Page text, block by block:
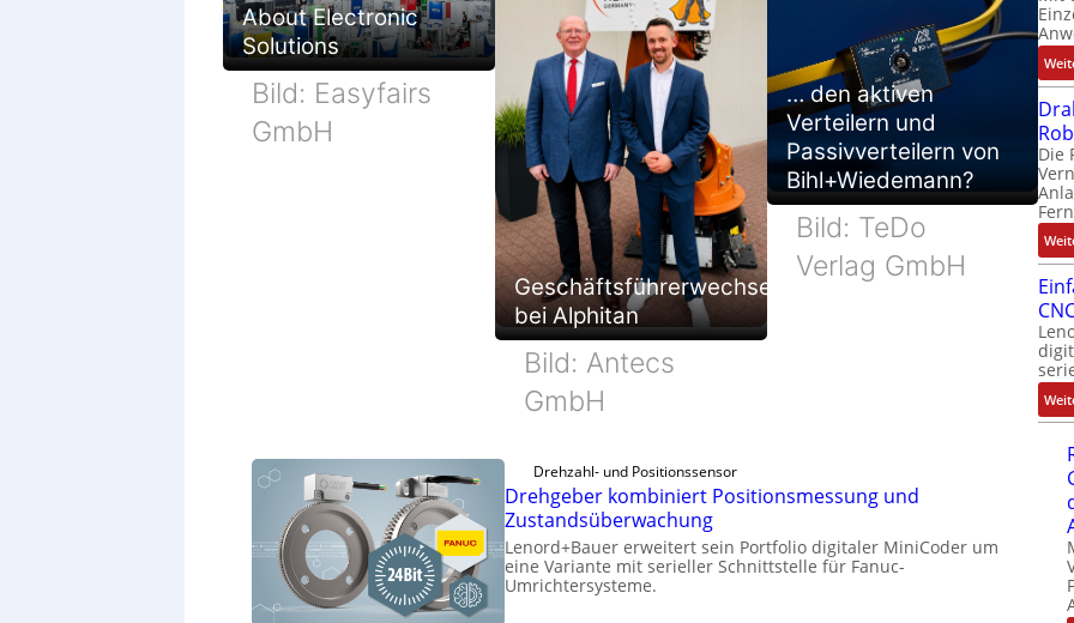
About Electronic
Solutions
Bild: Easyfairs
GmbH
Geschäftsführerwechsel
bei Alphitan
Bild: Antecs
GmbH
… den aktiven
Verteilern und
Passivverteilern von
Bihl+Wiedemann?
Bild: TeDo
Verlag GmbH
Drehzahl- und Positionssensor
Drehgeber kombiniert Positionsmessung und
Zustandsüberwachung
Lenord+Bauer erweitert sein Portfolio digitaler MiniCoder um
eine Variante mit serieller Schnittstelle für Fanuc-
Umrichtersysteme.
Die